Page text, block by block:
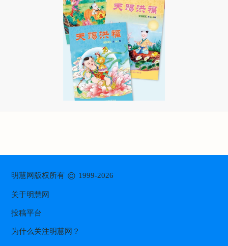
明慧网版权所有© 1999-2026
关于明慧网
投稿平台
为什么关注明慧网？